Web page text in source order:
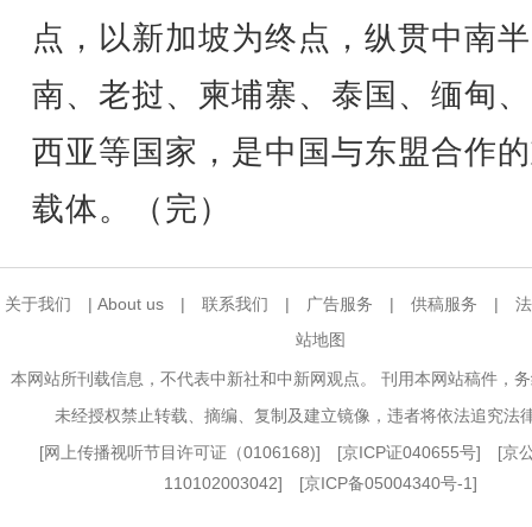
点，以新加坡为终点，纵贯中南
南、老挝、柬埔寨、泰国、缅甸
西亚等国家，是中国与东盟合作
载体。（完）
关于我们 | About us | 联系我们 | 广告服务 | 供稿服务 |
站地图
本网站所刊载信息，不代表中新社和中新网观点。 刊用本网站稿件，
未经授权禁止转载、摘编、复制及建立镜像，违者将依法追究法
[网上传播视听节目许可证（0106168)] [京ICP证040655号] [京
110102003042] [京ICP备05004340号-1]